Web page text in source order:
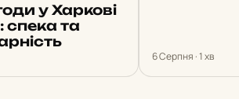
у Харкові
спека та
6 Серпня · 1 хв